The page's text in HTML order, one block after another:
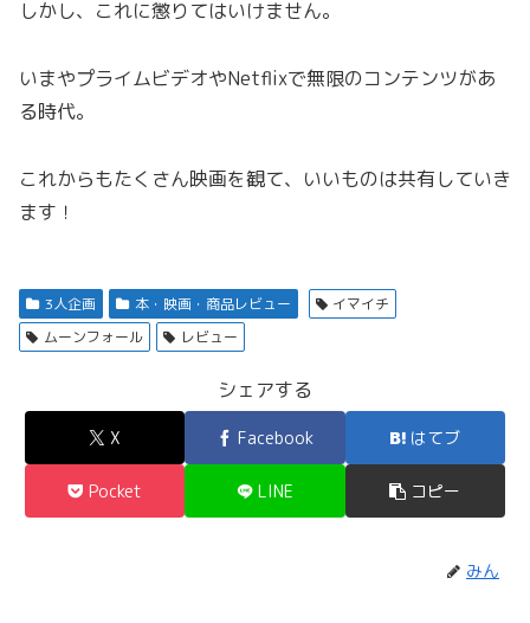
しかし、これに懲りてはいけません。
いまやプライムビデオやNetflixで無限のコンテンツがあ
る時代。
これからもたくさん映画を観て、いいものは共有していき
ます！
3人企画 本・映画・商品レビュー
イマイチ
ムーンフォール
レビュー
シェアする
X Facebook はてブ
Pocket LINE コピー
みん